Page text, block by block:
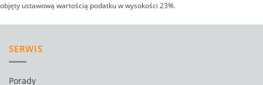
objęty ustawową wartością podatku w wysokości 23%.
SERWIS
Porady